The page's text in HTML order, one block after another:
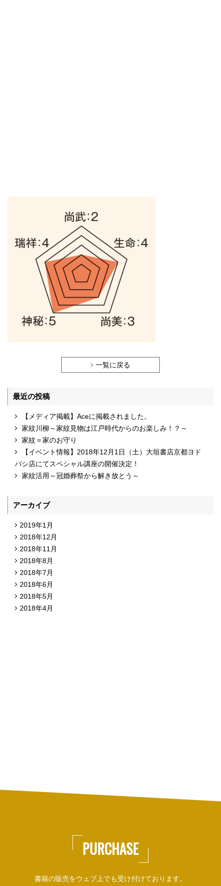
一覧に戻る
最近の投稿
【メディア掲載】Aceに掲載されました。
家紋川柳～家紋見物は江戸時代からのお楽しみ！？～
家紋＝家のお守り
【イベント情報】2018年12月1日（土）大垣書店京都ヨド
バシ店にてスペシャル講座の開催決定！
家紋活用～冠婚葬祭から解き放とう～
アーカイブ
2019年1月
2018年12月
2018年11月
2018年8月
2018年7月
2018年6月
2018年5月
2018年4月
PURCHASE
書籍の販売をウェブ上でも受け付けております。